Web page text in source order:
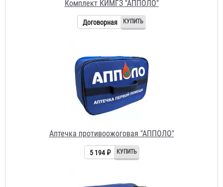
Аптечка противоожоговая "АППОЛО"
5 194 ₽